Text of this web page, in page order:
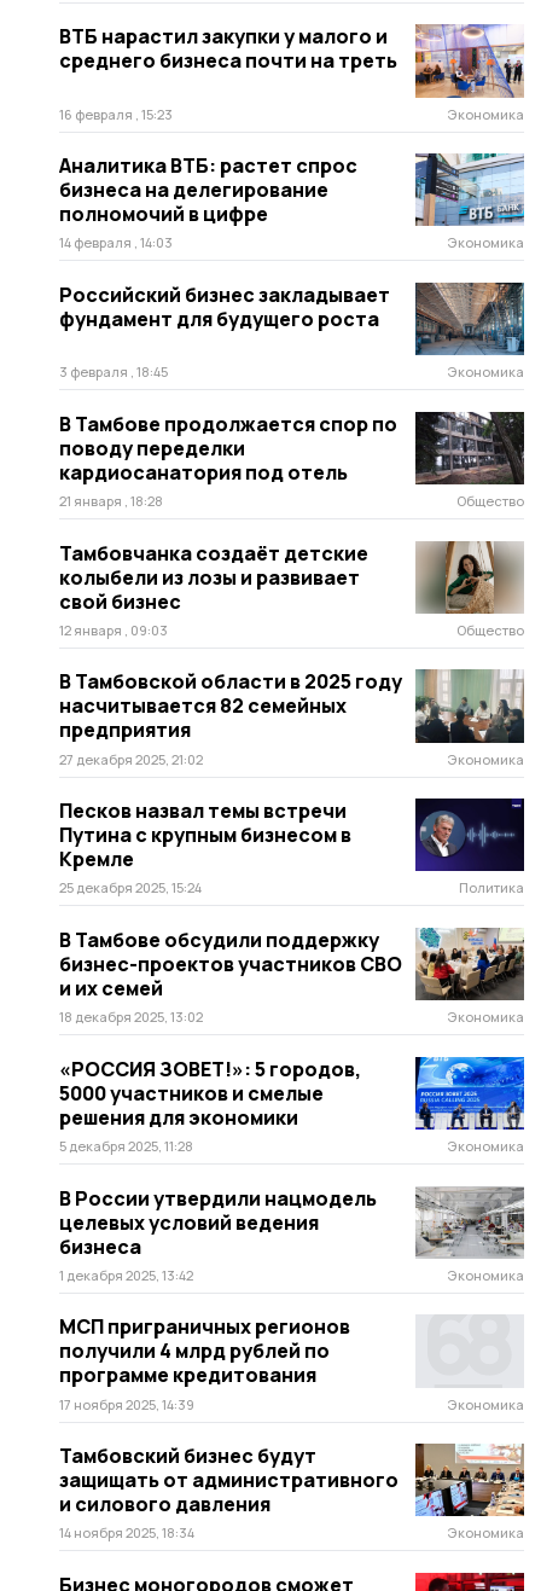
ВТБ нарастил закупки у малого и
среднего бизнеса почти на треть
16 февраля , 15:23 Экономика
Аналитика ВТБ: растет спрос
бизнеса на делегирование
полномочий в цифре
14 февраля , 14:03 Экономика
Российский бизнес закладывает
фундамент для будущего роста
3 февраля , 18:45 Экономика
В Тамбове продолжается спор по
поводу переделки
кардиосанатория под отель
21 января , 18:28 Общество
Тамбовчанка создаёт детские
колыбели из лозы и развивает
свой бизнес
12 января , 09:03 Общество
В Тамбовской области в 2025 году
насчитывается 82 семейных
предприятия
27 декабря 2025, 21:02 Экономика
Песков назвал темы встречи
Путина с крупным бизнесом в
Кремле
25 декабря 2025, 15:24 Политика
В Тамбове обсудили поддержку
бизнес-проектов участников СВО
и их семей
18 декабря 2025, 13:02 Экономика
«РОССИЯ ЗОВЕТ!»: 5 городов,
5000 участников и смелые
решения для экономики
5 декабря 2025, 11:28 Экономика
В России утвердили нацмодель
целевых условий ведения
бизнеса
1 декабря 2025, 13:42 Экономика
МСП приграничных регионов
получили 4 млрд рублей по
программе кредитования
17 ноября 2025, 14:39 Экономика
Тамбовский бизнес будут
защищать от административного
и силового давления
14 ноября 2025, 18:34 Экономика
Бизнес моногородов сможет